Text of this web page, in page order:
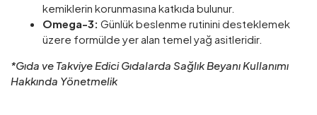
kemiklerin korunmasına katkıda bulunur.
Omega-3: Günlük beslenme rutinini desteklemek
üzere formülde yer alan temel yağ asitleridir.
*Gıda ve Takviye Edici Gıdalarda Sağlık Beyanı Kullanımı
Hakkında Yönetmelik